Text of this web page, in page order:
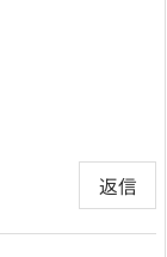
返信